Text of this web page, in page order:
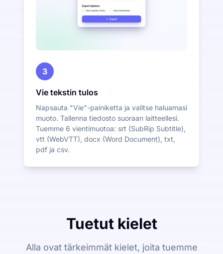
3
Vie tekstin tulos
Napsauta "Vie"-painiketta ja valitse haluamasi
muoto. Tallenna tiedosto suoraan laitteellesi.
Tuemme 6 vientimuotoa: srt (SubRip Subtitle),
vtt (WebVTT), docx (Word Document), txt,
pdf ja csv.
Tuetut kielet
Alla ovat tärkeimmät kielet, joita tuemme